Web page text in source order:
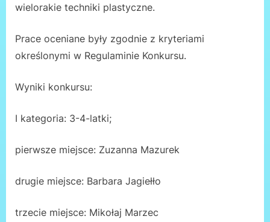
wielorakie techniki plastyczne.
Prace oceniane były zgodnie z kryteriami
określonymi w Regulaminie Konkursu.
Wyniki konkursu:
I kategoria: 3-4-latki;
pierwsze miejsce: Zuzanna Mazurek
drugie miejsce: Barbara Jagiełło
trzecie miejsce: Mikołaj Marzec